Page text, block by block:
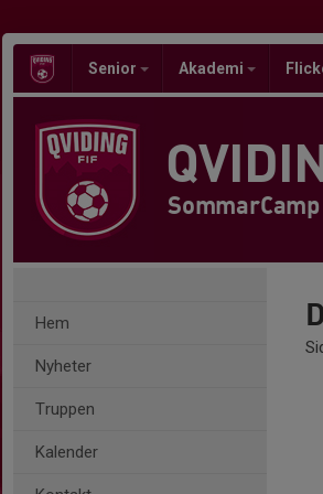
Senior Akademi
Hem
Nyheter
Truppen
Kalender